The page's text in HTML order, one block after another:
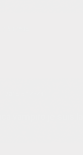
à 17h36
2016 à 14h48
vampiro je suis